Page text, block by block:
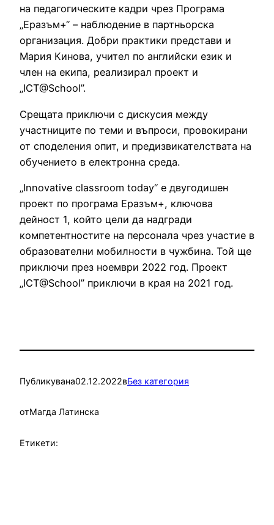
на педагогическите кадри чрез Програма
„Еразъм+“ – наблюдение в партньорска
организация. Добри практики представи и
Мария Кинова, учител по английски език и
член на екипа, реализирал проект и
„ICT@School”.
Срещата приключи с дискусия между
участниците по теми и въпроси, провокирани
от споделения опит, и предизвикателствата на
обучението в електронна среда.
„Innovative classroom today“ е двугодишен
проект по програма Еразъм+, ключова
дейност 1, който цели да надгради
компетентностите на персонала чрез участие в
образователни мобилности в чужбина. Той ще
приключи през ноември 2022 год. Проект
„ICT@School” приключи в края на 2021 год.
Публикувана02.12.2022вБез категория
отМагда Латинска
Етикети: